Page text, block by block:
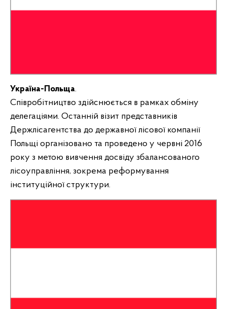
Україна-Польща.
Співробітництво здійснюється в рамках обміну
делегаціями. Останній візит представників
Держлісагентства до державної лісової компанії
Польщі організовано та проведено у червні 2016
року з метою вивчення досвіду збалансованого
лісоуправління, зокрема реформування
інституційної структури.